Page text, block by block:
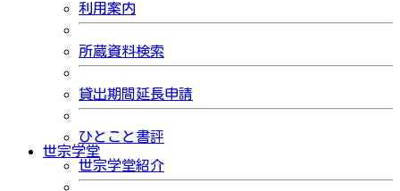
利用案内
所蔵資料検索
貸出期間延長申請
ひとこと書評
世宗学堂
世宗学堂紹介